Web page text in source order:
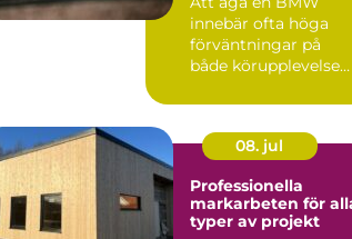
innebär ofta höga
förväntningar på
både körupplevelse
bilen ska...
08. jul
Professionella
markarbeten för
typer av projekt